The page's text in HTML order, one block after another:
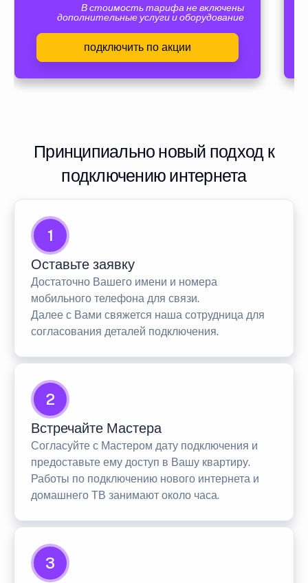
В стоимость тарифа не включены
дополнительные услуги и оборудование
подключить по акции
Принципиально новый подход к
подключению интернета
1
Оставьте заявку
Достаточно Вашего имени и номера
мобильного телефона для связи.
Далее с Вами свяжется наша сотрудница для
согласования деталей подключения.
2
Встречайте Мастера
Согласуйте с Мастером дату подключения и
предоставьте ему доступ в Вашу квартиру.
Работы по подключению нового интернета и
домашнего ТВ занимают около часа.
3